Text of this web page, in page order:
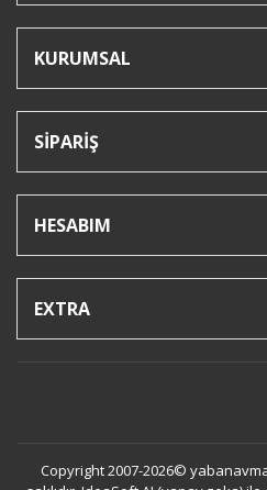
KURUMSAL
SİPARİŞ
HESABIM
EXTRA
Copyright 2007-2026©